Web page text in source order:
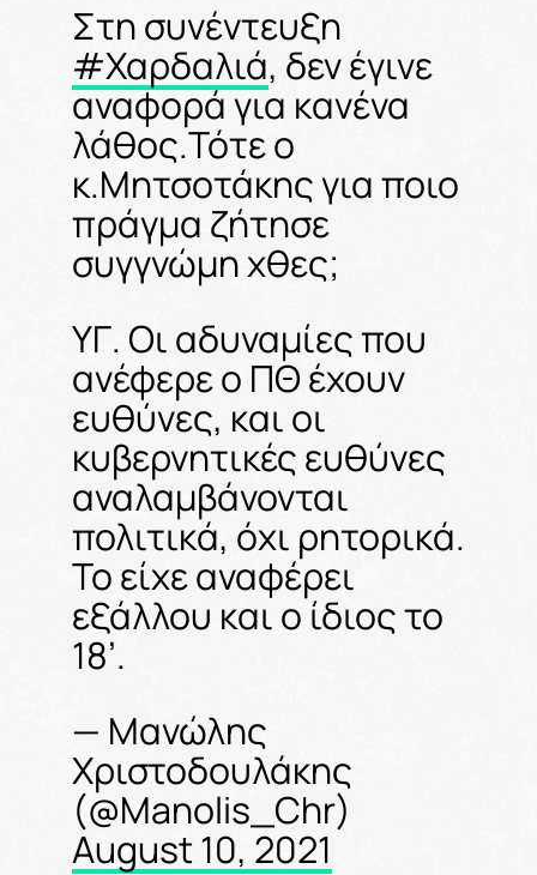
Στη συνέντευξη
#Χαρδαλιά, δεν έγινε
αναφορά για κανένα
λάθος.Τότε ο
κ.Μητσοτάκης για ποιο
πράγμα ζήτησε
συγγνώμη χθες;
ΥΓ. Οι αδυναμίες που
ανέφερε ο ΠΘ έχουν
ευθύνες, και οι
κυβερνητικές ευθύνες
αναλαμβάνονται
πολιτικά, όχι ρητορικά.
Το είχε αναφέρει
εξάλλου και ο ίδιος το
18’.
— Μανώλης
Χριστοδουλάκης
(@Manolis_Chr)
August 10, 2021